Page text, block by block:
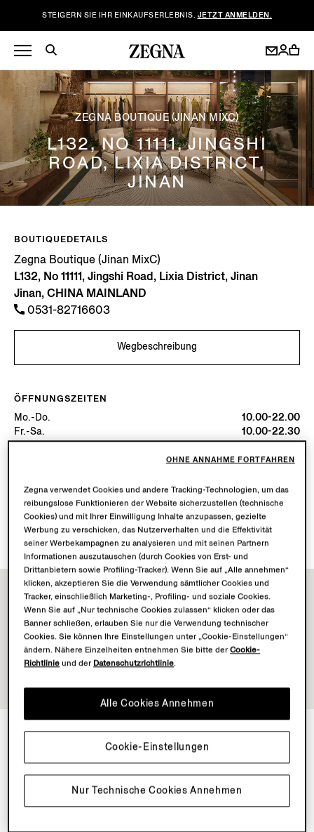
STEIGERN SIE IHR EINKAUFSERLEBNIS. JETZT ANMELDEN.
ZEGNA BOUTIQUE (JINAN MIXC)
L132, NO 11111, JINGSHI
ROAD, LIXIA DISTRICT,
JINAN
BOUTIQUEDETAILS
Zegna Boutique (Jinan MixC)
L132, No 11111, Jingshi Road, Lixia District, Jinan
Jinan, CHINA MAINLAND
0531-82716603
Wegbeschreibung
ÖFFNUNGSZEITEN
Mo.-Do.
10.00-22.00
Fr.-Sa.
10.00-22.30
So.
10.00-22.00
Geöffnet bis 22:00
VERFÜGBARE DIENSTLEISTUNGEN
Lieferung in die Boutique nicht verfügbar.
Rückgabe in der Boutique möglich. Erfahren Siehiermehr.
NEWSLETTER
Abonnieren Sie unseren Newsletter, um exklusive
Inhalte, Dienste und frühen Zugang zu neuen Produkten
Zegna verwendet Cookies und andere Tracking-Technologien, um das
reibungslose Funktionieren der Website sicherzustellen (technische
Cookies) und mit Ihrer Einwilligung Inhalte anzupassen, gezielte
Werbung zu verschicken, das Nutzerverhalten und die Effektivität
seiner Werbekampagnen zu analysieren und mit seinen Partnern
Informationen auszutauschen (durch Cookies von Erst- und
Drittanbietern sowie Profiling-Tracker). Wenn Sie auf „Alle annehmen“
klicken, akzeptieren Sie die Verwendung sämtlicher Cookies und
Tracker, einschließlich Marketing-, Profiling- und soziale Cookies.
Wenn Sie auf „Nur technische Cookies zulassen“ klicken oder das
Banner schließen, erlauben Sie nur die Verwendung technischer
Cookies. Sie können Ihre Einstellungen unter „Cookie-Einstellungen“
ändern. Nähere Einzelheiten entnehmen Sie bitte derCookie-
Richtlinie und der Datenschutzrichtlinie.
Nur Technische Cookies Annehmen
Alle Cookies Annehmen
Cookie-Einstellungen
OHNE ANNAHME FORTFAHREN